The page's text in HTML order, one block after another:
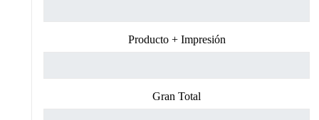
Producto + Impresión
Gran Total